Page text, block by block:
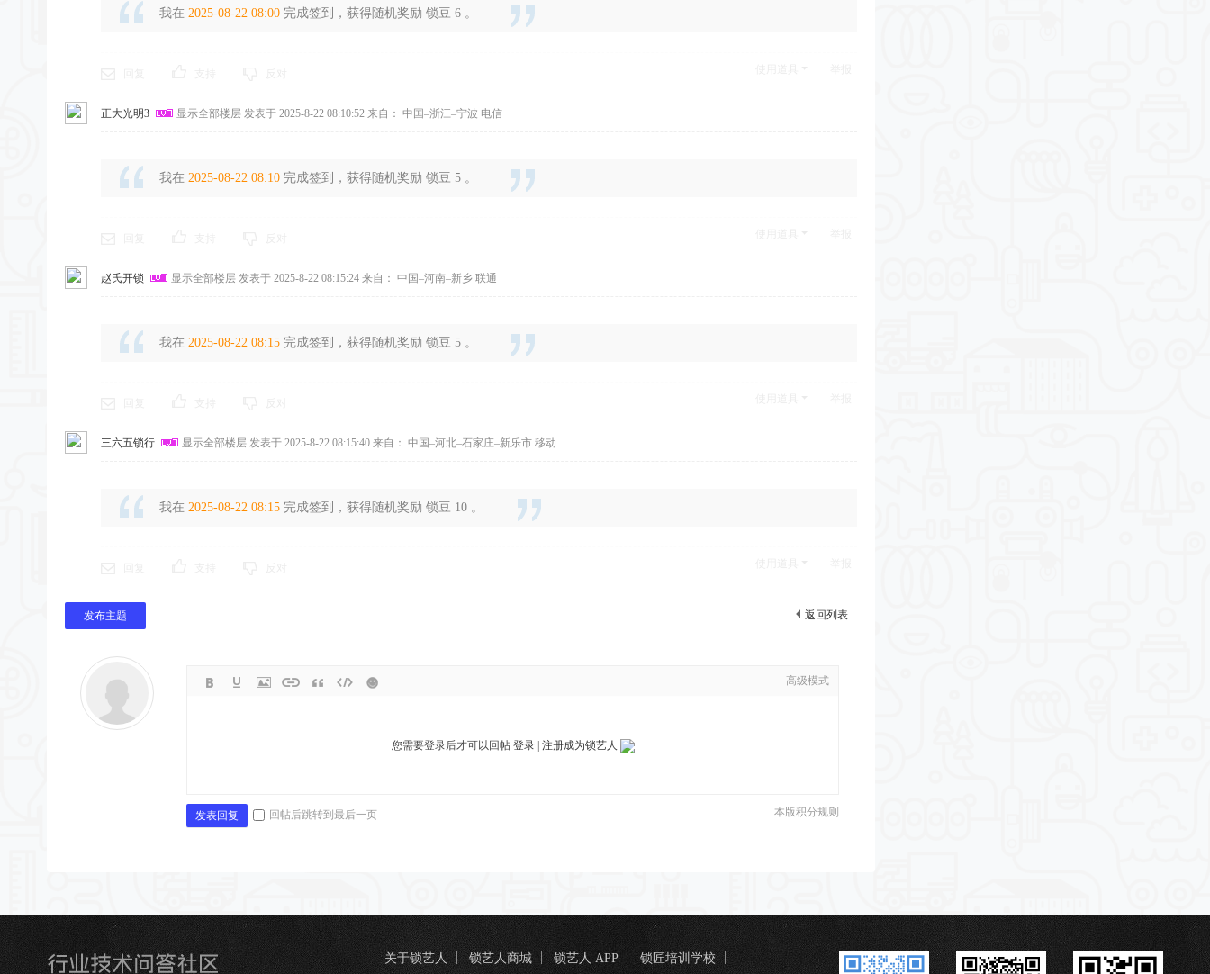
我在 2025-08-22 08:00 完成签到，获得随机奖励 锁豆 6 。
正大光明3 显示全部楼层 发表于 2025-8-22 08:10:52 来自： 中国–浙江–宁波 电信
我在 2025-08-22 08:10 完成签到，获得随机奖励 锁豆 5 。
赵氏开锁 显示全部楼层 发表于 2025-8-22 08:15:24 来自： 中国–河南–新乡 联通
我在 2025-08-22 08:15 完成签到，获得随机奖励 锁豆 5 。
三六五锁行 显示全部楼层 发表于 2025-8-22 08:15:40 来自： 中国–河北–石家庄–新乐市 移动
我在 2025-08-22 08:15 完成签到，获得随机奖励 锁豆 10 。
发布主题 返回列表
高级模式
您需要登录后才可以回帖 登录| 注册成为锁艺人
本版积分规则
发表回复 回帖后跳转到最后一页
关于锁艺人 锁艺人商城 锁艺人 APP
锁匠培训学校